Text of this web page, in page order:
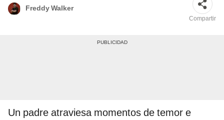
Freddy Walker
Compartir
Un padre atraviesa momentos de temor e